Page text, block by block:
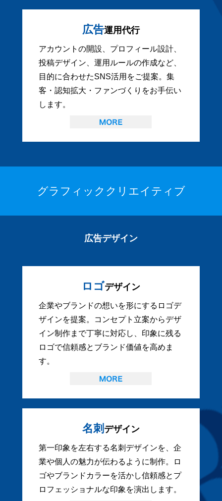
広告運用代行
アカウントの開設、プロフィール設計、
投稿デザイン、運用ルールの作成など、
目的に合わせたSNS活用をご提案。集
客・認知拡大・ファンづくりをお手伝い
します。
グラフィッククリエイティブ
広告デザイン
ロゴデザイン
企業やブランドの想いを形にするロゴデ
ザインを提案。コンセプト立案からデザ
イン制作まで丁寧に対応し、印象に残る
ロゴで信頼感とブランド価値を高めま
す。
名刺 デザイン
第一印象を左右する名刺デザインを、企
業や個人の魅力が伝わるように制作。ロ
ゴやブランドカラーを活かし信頼感とプ
ロフェッショナルな印象を演出します。